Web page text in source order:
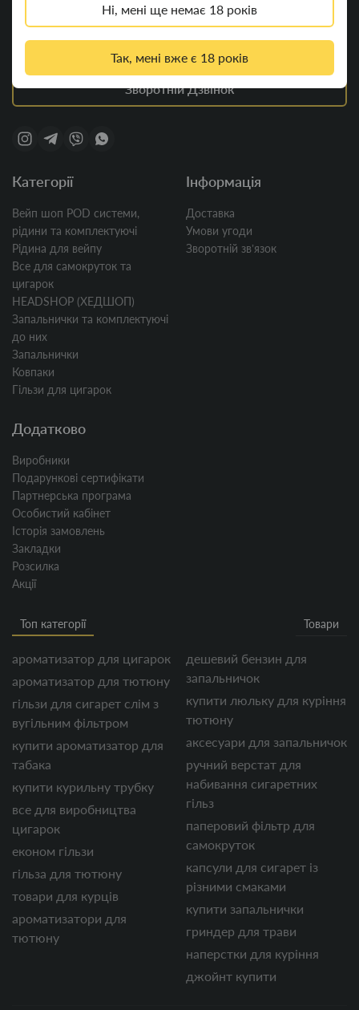
Ні, мені ще немає 18 років
Так, мені вже є 18 років
+380 (66) 089-77-79
smokstar.com.ua@gmail.com
Зворотній Дзвінок
Категорії
Вейп шоп POD системи,
рідини та комплектуючі
Рідина для вейпу
Все для самокруток та
цигарок
HEADSHOP (ХЕДШОП)
Запальнички та комплектуючі
до них
Запальнички
Ковпаки
Гільзи для цигарок
Інформація
Доставка
Умови угоди
Зворотній звʼязок
Додатково
Виробники
Подарункові сертифікати
Партнерська програма
Особистий кабінет
Історія замовлень
Закладки
Розсилка
Акції
Топ категорії Товари
ароматизатор для цигарок
ароматизатор для тютюну
гільзи для сигарет слім з
вугільним фільтром
купити ароматизатор для
табака
купити курильну трубку
все для виробництва
цигарок
економ гільзи
гільза для тютюну
товари для курців
ароматизатори для
тютюну
дешевий бензин для
запальничок
купити люльку для куріння
тютюну
аксесуари для запальничок
ручний верстат для
набивання сигаретних
гільз
паперовий фільтр для
самокруток
капсули для сигарет із
різними смаками
купити запальнички
гриндер для трави
наперстки для куріння
джойнт купити